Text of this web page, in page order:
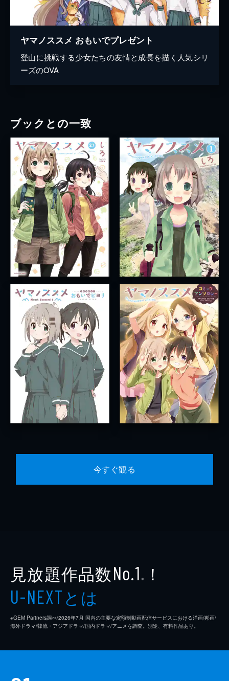
ヤマノススメ おもいでプレゼント
登山に挑戦する少女たちの友情と成長を描く人気シリ
ーズのOVA
ブックとの一致
今すぐ観る
見放題作品数No.1 ※ ！
U-NEXTとは
※GEM Partners調べ/2026年7⽉ 国内の主要な定額制動画配信サービスにおける洋画/邦画/
海外ドラマ/韓流・アジアドラマ/国内ドラマ/アニメを調査。別途、有料作品あり。